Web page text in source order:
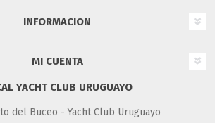
INFORMACION
MI CUENTA
YACHT CLUB URUGUAYO
del Buceo - Yacht Club Uruguayo